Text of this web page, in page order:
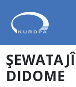
ŞEWATA
DIDOME